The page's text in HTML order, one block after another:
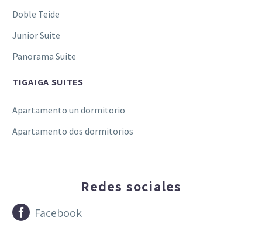
Doble Teide
Junior Suite
Panorama Suite
TIGAIGA SUITES
Apartamento un dormitorio
Apartamento dos dormitorios
Redes sociales

 Facebook